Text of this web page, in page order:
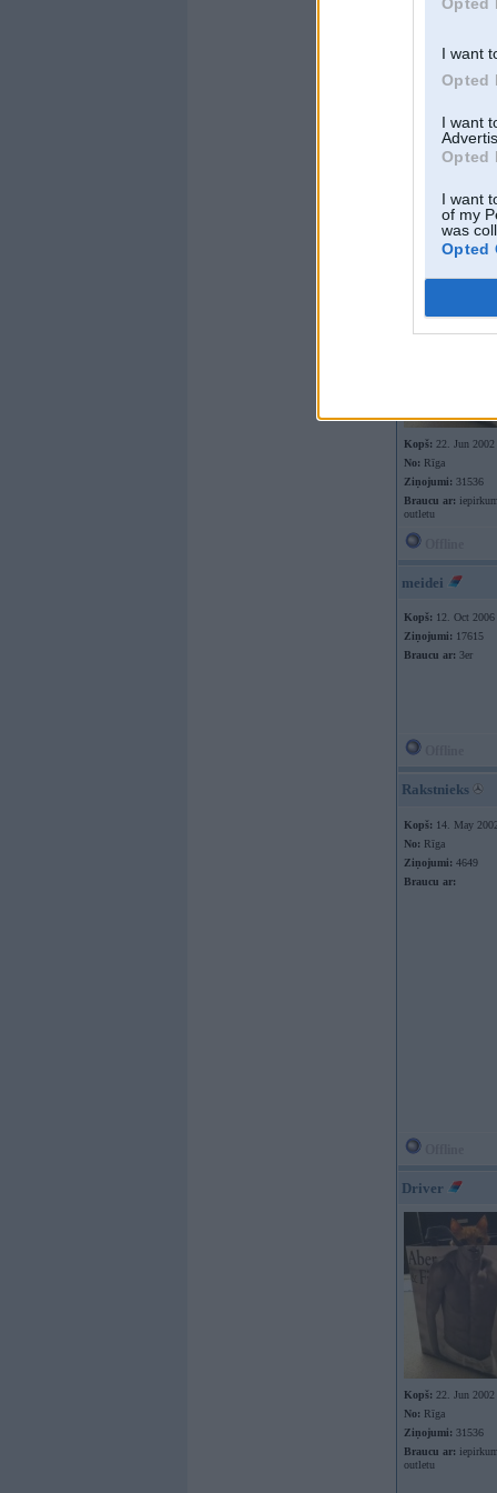
I want
Opted
I want
Opted
I want
of my
was
Opted
Offline
Driver
Kopš: 22. Jun 2002
No: Rīga
Ziņojumi: 31536
Braucu ar:
outletu
meidei
Kopš: 12. Oct 2006
Ziņojumi: 17615
Braucu ar: 3er
Rakstnieks
Kopš: 14. May 2002
No: Rīga
Ziņojumi: 4649
Braucu ar:
Driver
Kopš: 22. Jun 2002
No: Rīga
Ziņojumi: 31536
Braucu ar:
outletu